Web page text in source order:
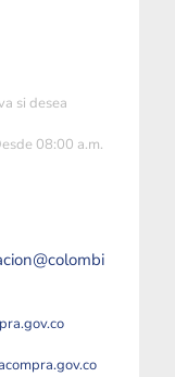
si desea
08:00 a.m.